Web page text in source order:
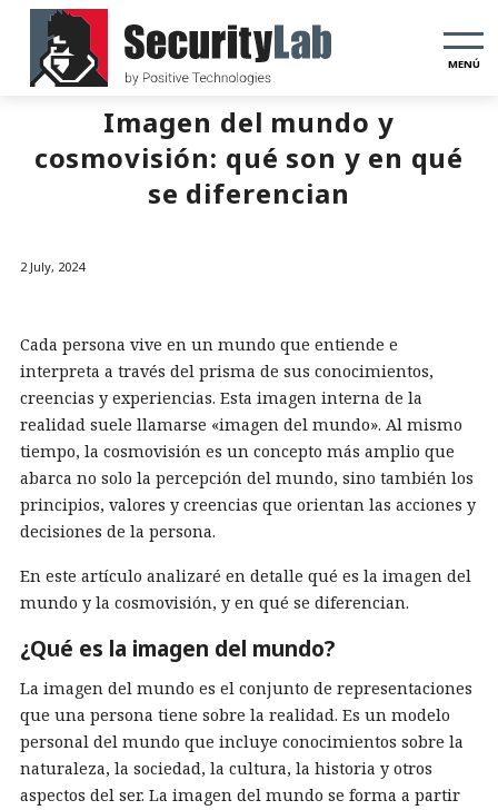
MENÚ
Imagen del mundo y
cosmovisión: qué son y en qué
se diferencian
2 July, 2024
Cada persona vive en un mundo que entiende e
interpreta a través del prisma de sus conocimientos,
creencias y experiencias. Esta imagen interna de la
realidad suele llamarse «imagen del mundo». Al mismo
tiempo, la cosmovisión es un concepto más amplio que
abarca no solo la percepción del mundo, sino también los
principios, valores y creencias que orientan las acciones y
decisiones de la persona.
En este artículo analizaré en detalle qué es la imagen del
mundo y la cosmovisión, y en qué se diferencian.
¿Qué es la imagen del mundo?
La imagen del mundo es el conjunto de representaciones
que una persona tiene sobre la realidad. Es un modelo
personal del mundo que incluye conocimientos sobre la
naturaleza, la sociedad, la cultura, la historia y otros
aspectos del ser. La imagen del mundo se forma a partir